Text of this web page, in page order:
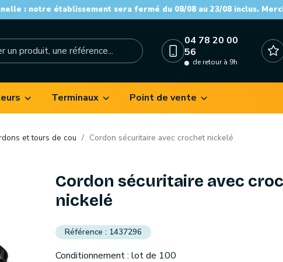
: notre établissement sera fermé du 08/08 au 23/08 inclus.
04 78 20 00
56
de retour à 9h
Terminaux Point de vente
et tours de cou Cordon sécuritaire avec crochet nickelé
Cordon sécuritaire avec
nickelé
1437296
Conditionnement : lot de 100